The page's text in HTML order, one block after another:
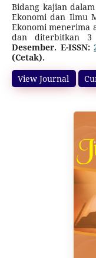
Bidang kajian
Ekonomi dan Ilmu
Ekonomi menerima
dan diterbitkan
Desember. E-ISSN:
(Cetak).
Jurnal ini
Jenderal
10/C/C3/DT.05.00/
6 Nomor 1 Tahun
View Journal